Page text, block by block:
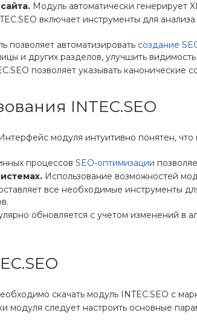
Модуль автоматически генерирует
включает инструменты для
позволяет автоматизировать создание
и других разделов, улучшить
позволяет указывать
INTEC.SEO
Интерфейс модуля интуитивно понятен, что
процессов SEO-оптимизации
Использование возможностей
все необходимые инструменты
обновляется с учетом изменений в
скачать модуль INTEC.SEO с
модуля следует настроить основные